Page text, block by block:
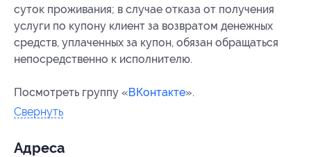
суток проживания; в случае отказа от получения
услуги по купону клиент за возвратом денежных
средств, уплаченных за купон, обязан обращаться
непосредственно к исполнителю.
Посмотреть группу «ВКонтакте».
Свернуть
Адресa